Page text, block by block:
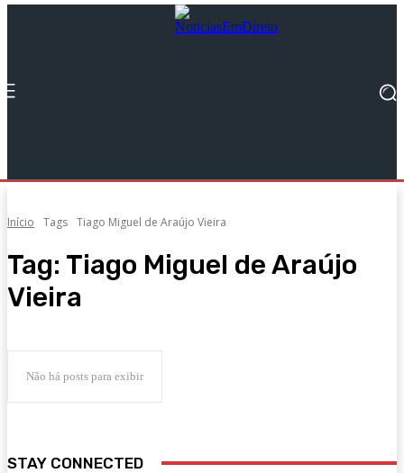
Início Tags Tiago Miguel de Araújo Vieira
Tag: Tiago Miguel de Araújo
Vieira
Não há posts para exibir
STAY CONNECTED